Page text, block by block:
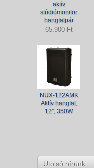
aktív
stúdiómonitor
hangfalpár
65.900 Ft
NUX-122AMK
Aktív hangfal,
12″, 350W
Utolsó hírünk: